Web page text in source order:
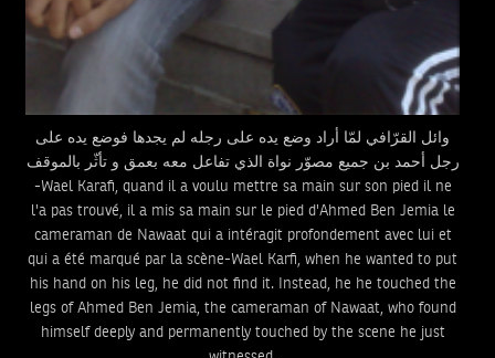
وائل القرّافي لمّا أراد وضع يده على رجله لم يجدها فوضع يده على
رجل أحمد بن جميع مصوّر نواة الذي تفاعل معه بعمق و تأثّر بالموقف
-Wael Karafi, quand il a voulu mettre sa main sur son pied il ne
l'a pas trouvé, il a mis sa main sur le pied d'Ahmed Ben Jemia le
cameraman de Nawaat qui a intéragit profondement avec lui et
qui a été marqué par la scène-Wael Karfi, when he wanted to put
his hand on his leg, he did not find it. Instead, he he touched the
legs of Ahmed Ben Jemia, the cameraman of Nawaat, who found
himself deeply and permanently touched by the scene he just